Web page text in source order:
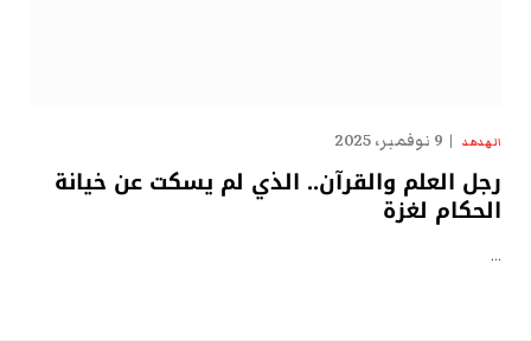
الهدهد 9 نوفمبر، 2025
رجل العلم والقرآن.. الذي لم يسكت عن خيانة
الحكام لغزة
…